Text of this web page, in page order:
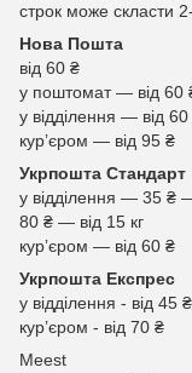
строк може скласти
Нова Пошта
від 60 ₴
у поштомат — від 60
у відділення — від
курʼєром — від 95 ₴
Укрпошта Стандарт
у відділення — 35 ₴
80 ₴ — від 15 кг
курʼєром — від 60 ₴
Укрпошта Експрес
у відділення - від 45 ₴
курʼєром - від 70 ₴
Meest